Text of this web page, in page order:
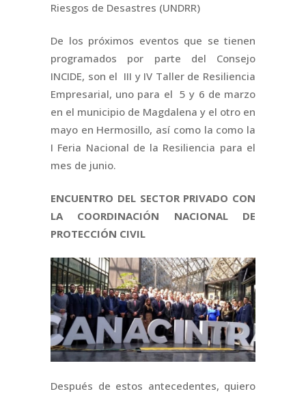
Riesgos de Desastres (UNDRR)
De los próximos eventos que se tienen
programados por parte del Consejo
INCIDE, son el III y IV Taller de Resiliencia
Empresarial, uno para el 5 y 6 de marzo
en el municipio de Magdalena y el otro en
mayo en Hermosillo, así como la como la
I Feria Nacional de la Resiliencia para el
mes de junio.
ENCUENTRO DEL SECTOR PRIVADO CON
LA COORDINACIÓN NACIONAL DE
PROTECCIÓN CIVIL
Después de estos antecedentes, quiero